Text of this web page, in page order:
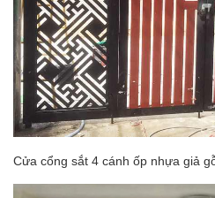
Cửa cổng sắt 4 cánh ốp nhựa giả